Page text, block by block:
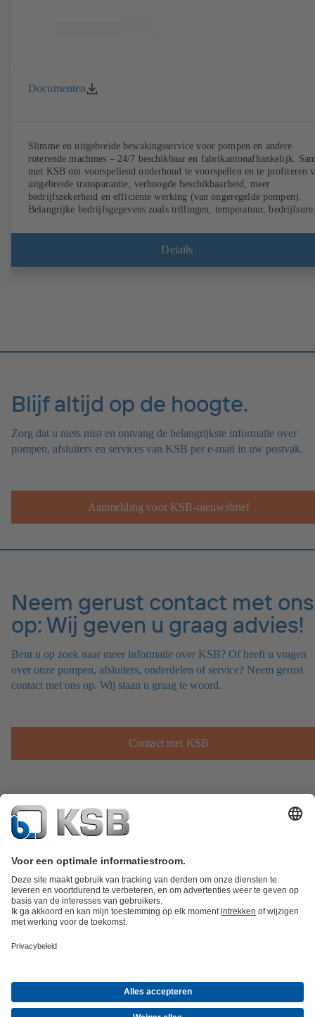
Documenten
Slimme en uitgebreide bewakingsservice voor pompen en andere
roterende machines – 24/7 beschikbaar en fabrikantonafhankelijk.
met KSB om voorspellend onderhoud te voorspellen en te profiteren
uitgebreide transparantie, verhoogde beschikbaarheid, meer
bedrijfszekerheid en efficiënte werking (van ongeregelde pompen).
Belangrijke bedrijfsgegevens zoals trillingen, temperatuur,
worden opgeroepen met KSB Guard. Indien er ook een afwijking van
normale werking optreedt, wordt er direct een melding verzonden via
Details
Blijf altijd op de hoogte.
Zorg dat u niets mist en ontvang de belangrijkste informatie over
pompen, afsluiters en services van KSB per e-mail in uw postvak.
Aanmelding voor KSB-nieuwsbrief
Neem gerust contact met ons
op: Wij geven u graag advies!
Bent u op zoek naar meer informatie over KSB? Of heeft u vragen
over onze pompen, afsluiters, onderdelen of service? Neem gerust
contact met ons op. Wij staan u graag te woord.
Contact met KSB
WatertechniekIndustrietechniek
BedrijfInformatie evenementenPersinformatieCareer opportunities at